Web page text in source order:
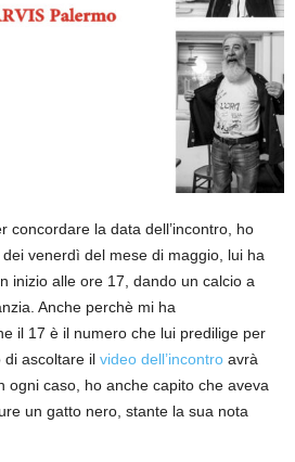
concordare la data dell’incontro, ho
venerdì del mese di maggio, lui ha
inizio alle ore 17, dando un calcio a
Anche perchè mi ha
il 17 è il numero che lui predilige per
di ascoltare il video dell’incontro avrà
caso, ho anche capito che aveva
un gatto nero, stante la sua nota